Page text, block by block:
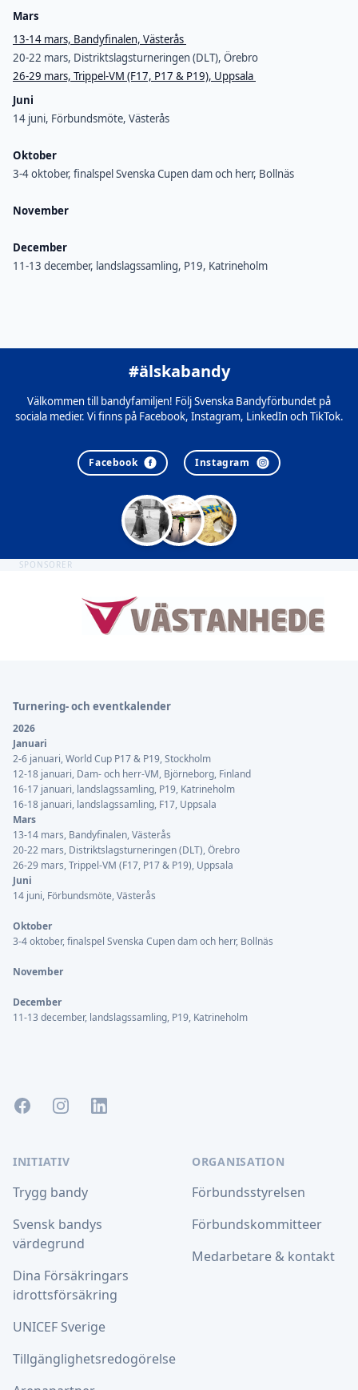
Mars
13-14 mars, Bandyfinalen, Västerås
20-22 mars, Distriktslagsturneringen (DLT), Örebro
26-29 mars, Trippel-VM (F17, P17 & P19), Uppsala
Juni
14 juni, Förbundsmöte, Västerås
Oktober
3-4 oktober, finalspel Svenska Cupen dam och herr, Bollnäs
November
December
11-13 december, landslagssamling, P19, Katrineholm
#älskabandy
Välkommen till bandyfamiljen! Följ Svenska Bandyförbundet på
sociala medier. Vi finns på Facebook, Instagram, LinkedIn och TikTok.
Facebook Instagram
SPONSORER
Turnering- och eventkalender
2026
Januari
2-6 januari, World Cup P17 & P19, Stockholm
12-18 januari, Dam- och herr-VM, Björneborg, Finland
16-17 januari, landslagssamling, P19, Katrineholm
16-18 januari, landslagssamling, F17, Uppsala
Mars
13-14 mars, Bandyfinalen, Västerås
20-22 mars, Distriktslagsturneringen (DLT), Örebro
26-29 mars, Trippel-VM (F17, P17 & P19), Uppsala
Juni
14 juni, Förbundsmöte, Västerås
Oktober
3-4 oktober, finalspel Svenska Cupen dam och herr, Bollnäs
November
December
11-13 december, landslagssamling, P19, Katrineholm
FacebookInstagramLinkedIn
INITIATIV
Trygg bandy
Svensk bandys
värdegrund
Dina Försäkringars
idrottsförsäkring
UNICEF Sverige
Tillgänglighetsredogörelse
ORGANISATION
Förbundsstyrelsen
Förbundskommitteer
Medarbetare & kontakt